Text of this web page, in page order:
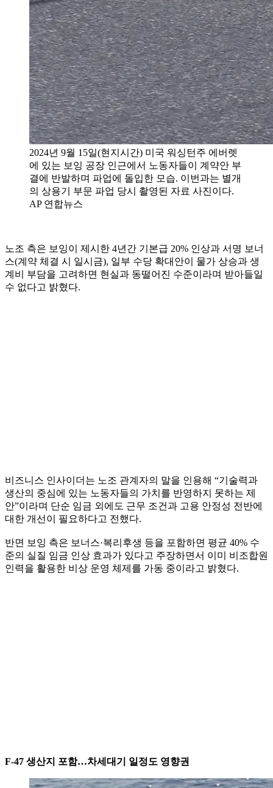
2024년 9월 15일(현지시간) 미국 워싱턴주 에버렛
에 있는 보잉 공장 인근에서 노동자들이 계약안 부
결에 반발하며 파업에 돌입한 모습. 이번과는 별개
의 상용기 부문 파업 당시 촬영된 자료 사진이다.
AP 연합뉴스
노조 측은 보잉이 제시한 4년간 기본급 20% 인상과 서명 보너
스(계약 체결 시 일시금), 일부 수당 확대안이 물가 상승과 생
계비 부담을 고려하면 현실과 동떨어진 수준이라며 받아들일
수 없다고 밝혔다.
비즈니스 인사이더는 노조 관계자의 말을 인용해 “기술력과
생산의 중심에 있는 노동자들의 가치를 반영하지 못하는 제
안”이라며 단순 임금 외에도 근무 조건과 고용 안정성 전반에
대한 개선이 필요하다고 전했다.
반면 보잉 측은 보너스·복리후생 등을 포함하면 평균 40% 수
준의 실질 임금 인상 효과가 있다고 주장하면서 이미 비조합원
인력을 활용한 비상 운영 체제를 가동 중이라고 밝혔다.
F‑47 생산지 포함…차세대기 일정도 영향권